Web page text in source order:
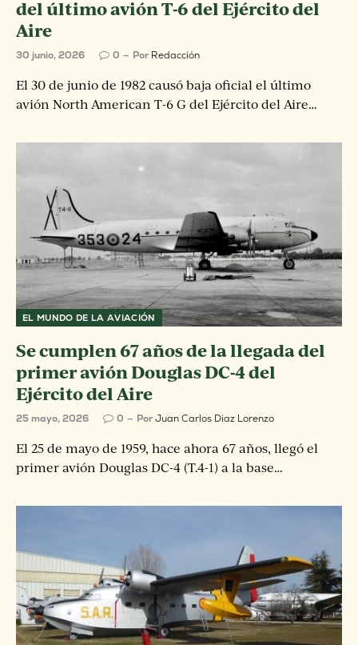
del último avión T-6 del Ejército del
Aire
30 junio, 2026 0 Por Redacción
El 30 de junio de 1982 causó baja oficial el último
avión North American T-6 G del Ejército del Aire…
EL MUNDO DE LA AVIACIÓN
Se cumplen 67 años de la llegada del
primer avión Douglas DC-4 del
Ejército del Aire
25 mayo, 2026 0 PorJuan Carlos Diaz Lorenzo
El 25 de mayo de 1959, hace ahora 67 años, llegó el
primer avión Douglas DC-4 (T.4-1) a la base…